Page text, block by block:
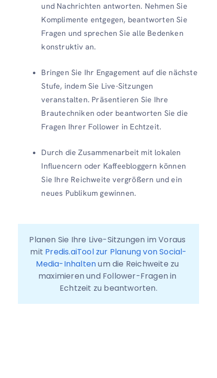
und Nachrichten antworten. Nehmen Sie
Komplimente entgegen, beantworten Sie
Fragen und sprechen Sie alle Bedenken
konstruktiv an.
Bringen Sie Ihr Engagement auf die nächste
Stufe, indem Sie Live-Sitzungen
veranstalten. Präsentieren Sie Ihre
Brautechniken oder beantworten Sie die
Fragen Ihrer Follower in Echtzeit.
Durch die Zusammenarbeit mit lokalen
Influencern oder Kaffeebloggern können
Sie Ihre Reichweite vergrößern und ein
neues Publikum gewinnen.
Planen Sie Ihre Live-Sitzungen im Voraus
mit Predis.aiTool zur Planung von Social-
Media-Inhalten um die Reichweite zu
maximieren und Follower-Fragen in
Echtzeit zu beantworten.